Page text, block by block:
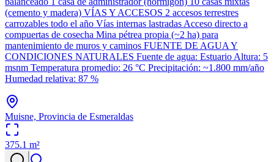
(cemento y madera) VÍAS Y ACCESOS 2 accesos terrestres
carrozables todo el año Vías internas lastradas Acceso directo a
compuertas de cosecha Mina pétrea propia (~2 ha) para
mantenimiento de muros y caminos FUENTE DE AGUA Y
CONDICIONES NATURALES Fuente de agua: Estuario Altura: 5
msnm Temperatura promedio: 26 °C Precipitación: ~1.800 mm/año
Humedad relativa: 87 %
Muisne, Provincia de Esmeraldas
375.1 m²